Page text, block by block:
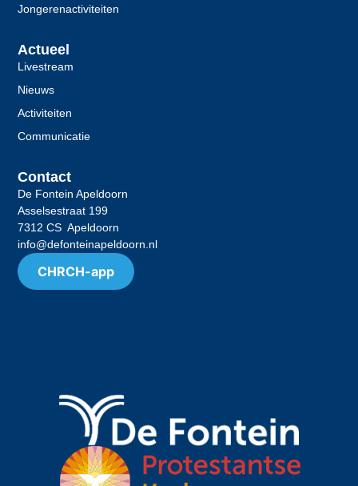
Jongerenactiviteiten
Actueel
Livestream
Nieuws
Activiteiten
Communicatie
Contact
De Fontein Apeldoorn
Asselsestraat 199
7312 CS Apeldoorn
info@defonteinapeldoorn.nl
CHRCH-app